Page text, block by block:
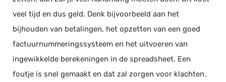
Marketing automation
Support
VoIP
veel tijd en dus geld. Denk bijvoorbeeld aan het
bijhouden van betalingen, het opzetten van een goed
factuurnummeringssysteem en het uitvoeren van
ingewikkelde berekeningen in de spreadsheet. Een
foutje is snel gemaakt en dat zal zorgen voor klachten.